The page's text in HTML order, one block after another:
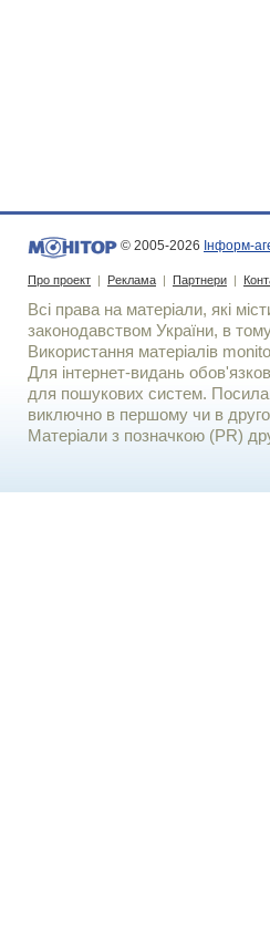
© 2005-2026 Інформ-
Про проект | Реклама | Партнери |
Всі права на матеріали, які
законодавством України, в
Використання матерiалiв
Для iнтернет-видань
для пошукових систем.
виключно в першому чи в
Матеріали з позначкою (PR)